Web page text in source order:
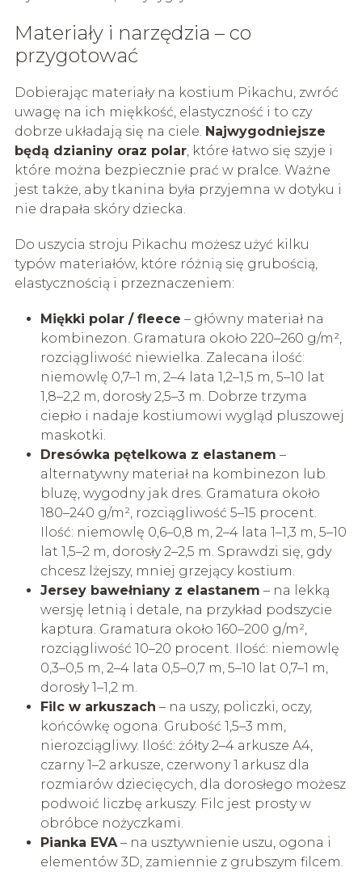
Materiały i narzędzia – co
przygotować
Dobierając materiały na kostium Pikachu, zwróć
uwagę na ich miękkość, elastyczność i to czy
dobrze układają się na ciele. Najwygodniejsze
będą dzianiny oraz polar, które łatwo się szyje i
które można bezpiecznie prać w pralce. Ważne
jest także, aby tkanina była przyjemna w dotyku i
nie drapała skóry dziecka.
Do uszycia stroju Pikachu możesz użyć kilku
typów materiałów, które różnią się grubością,
elastycznością i przeznaczeniem:
Miękki polar / fleece – główny materiał na
kombinezon. Gramatura około 220–260 g/m²,
rozciągliwość niewielka. Zalecana ilość:
niemowlę 0,7–1 m, 2–4 lata 1,2–1,5 m, 5–10 lat
1,8–2,2 m, dorosły 2,5–3 m. Dobrze trzyma
ciepło i nadaje kostiumowi wygląd pluszowej
maskotki.
Dresówka pętelkowa z elastanem –
alternatywny materiał na kombinezon lub
bluzę, wygodny jak dres. Gramatura około
180–240 g/m², rozciągliwość 5–15 procent.
Ilość: niemowlę 0,6–0,8 m, 2–4 lata 1–1,3 m, 5–10
lat 1,5–2 m, dorosły 2–2,5 m. Sprawdzi się, gdy
chcesz lżejszy, mniej grzejący kostium.
Jersey bawełniany z elastanem – na lekką
wersję letnią i detale, na przykład podszycie
kaptura. Gramatura około 160–200 g/m²,
rozciągliwość 10–20 procent. Ilość: niemowlę
0,3–0,5 m, 2–4 lata 0,5–0,7 m, 5–10 lat 0,7–1 m,
dorosły 1–1,2 m.
Filc w arkuszach – na uszy, policzki, oczy,
końcówkę ogona. Grubość 1,5–3 mm,
nierozciągliwy. Ilość: żółty 2–4 arkusze A4,
czarny 1–2 arkusze, czerwony 1 arkusz dla
rozmiarów dziecięcych, dla dorosłego możesz
podwoić liczbę arkuszy. Filc jest prosty w
obróbce nożyczkami.
Pianka EVA– na usztywnienie uszu, ogona i
elementów 3D, zamiennie z grubszym filcem.